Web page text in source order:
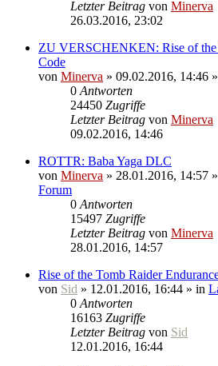
Letzter Beitrag von Minerva
26.03.2016, 23:02
ZU VERSCHENKEN: Rise of
Code
von Minerva » 09.02.2016, 14:46
0 Antworten
24450 Zugriffe
Letzter Beitrag von Minerva
09.02.2016, 14:46
ROTTR: Baba Yaga DLC
von Minerva » 28.01.2016, 14:57
Forum
0 Antworten
15497 Zugriffe
Letzter Beitrag von Minerva
28.01.2016, 14:57
Rise of the Tomb Raider
von Sid » 12.01.2016, 16:44 » in
0 Antworten
16163 Zugriffe
Letzter Beitrag von Sid
12.01.2016, 16:44